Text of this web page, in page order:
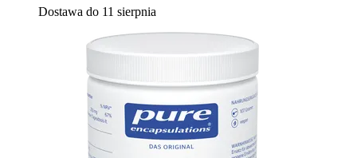
Dostawa do 11 sierpnia